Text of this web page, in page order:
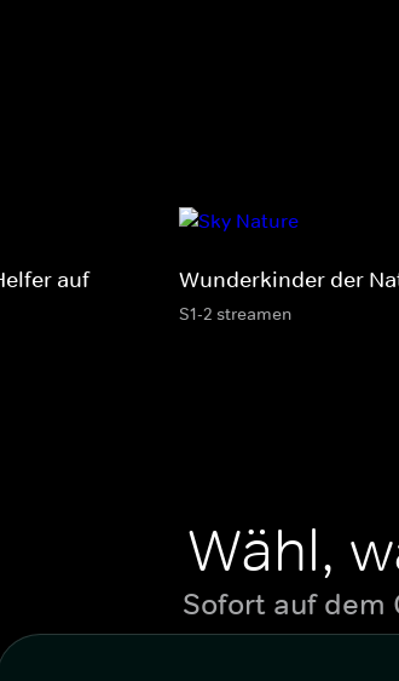
auf
Wunderkinder der
S1-2 streamen
Wähl,
Sofort auf dem